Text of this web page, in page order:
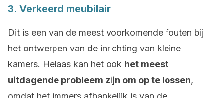
3. Verkeerd meubilair
Dit is een van de meest voorkomende fouten bij
het ontwerpen van de inrichting van kleine
kamers. Helaas kan het ook het meest
uitdagende probleem zijn om op te lossen,
omdat het immers afhankelijk is van de